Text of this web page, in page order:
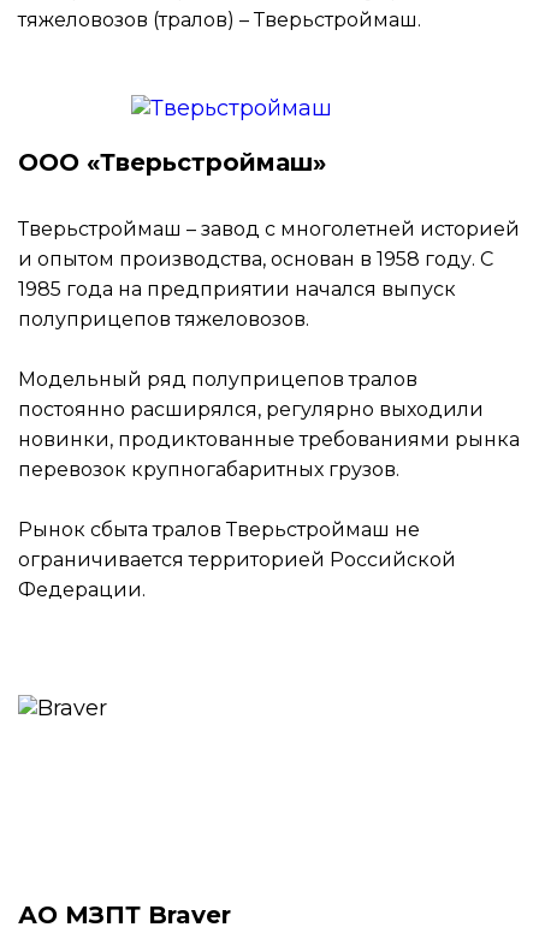
тяжеловозов (тралов) – Тверьстроймаш.
ООО «Тверьстроймаш»
Тверьстроймаш – завод с многолетней историей
и опытом производства, основан в 1958 году. С
1985 года на предприятии начался выпуск
полуприцепов тяжеловозов.
Модельный ряд полуприцепов тралов
постоянно расширялся, регулярно выходили
новинки, продиктованные требованиями рынка
перевозок крупногабаритных грузов.
Рынок сбыта тралов Тверьстроймаш не
ограничивается территорией Российской
Федерации.
АО МЗПТ Braver